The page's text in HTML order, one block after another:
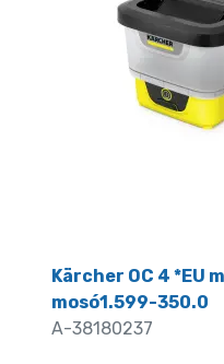
Kärcher OC 4 *EU
mosó1.599-350.0
A-38180237